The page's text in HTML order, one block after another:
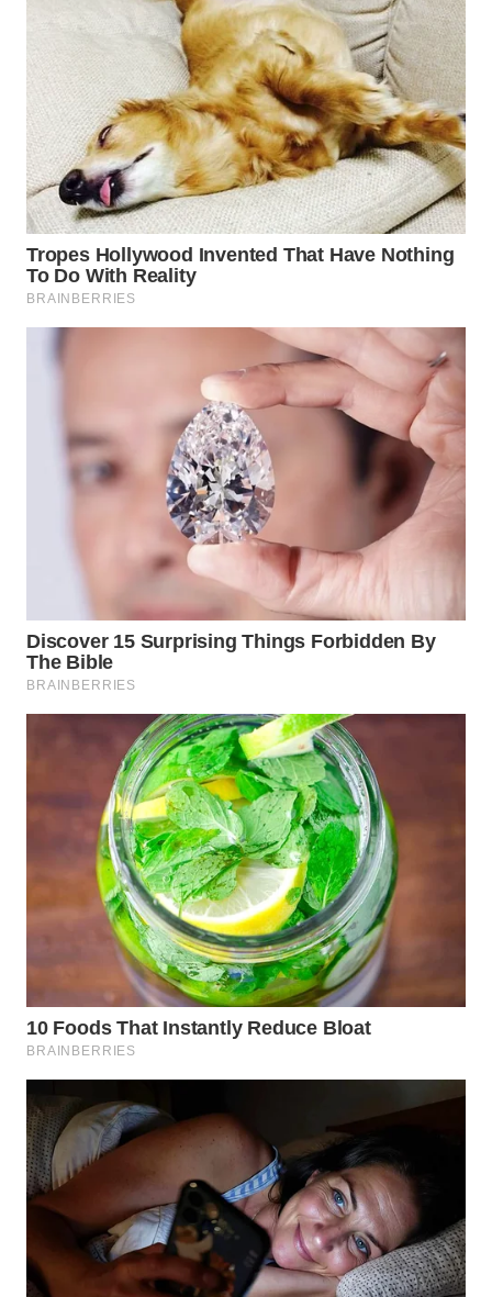
UTARA
WN
SAMOSIR
WN
PADANG
LAWAS
WN
SUMEDANG
CIANJUR
TANGERANG
WN
WN
INDRAMAYU
KUNINGAN
WN
MAJALENGKA
SUBANG
WN
SUKABUMI
WN
PURWAKARTA